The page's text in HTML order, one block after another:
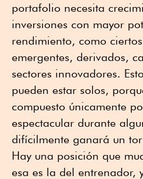
portafolio necesita
inversiones con mayor
rendimiento, como
emergentes, derivados,
sectores innovadores.
pueden estar solos,
compuesto únicamente
espectacular durante
difícilmente ganará un
Hay una posición que
esa es la del entrenador,